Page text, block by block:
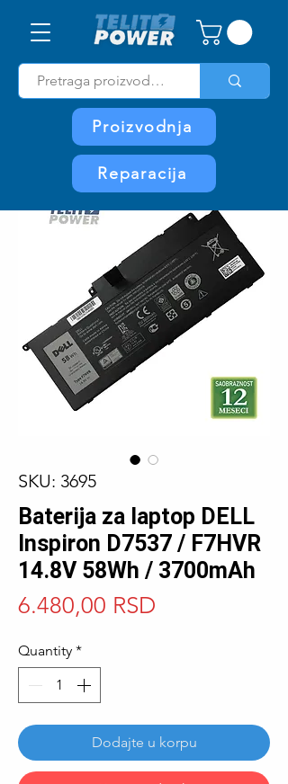
Proizvodnja
Reparacija
SKU: 3695
Baterija za laptop DELL
Inspiron D7537 / F7HVR
14.8V 58Wh / 3700mAh
6.480,00 RSD
Quantity *
Dodajte u korpu